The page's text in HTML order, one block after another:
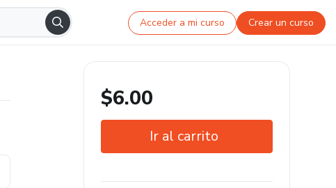
Acceder a mi curso Crear un curso
$6.00
Ir al carrito